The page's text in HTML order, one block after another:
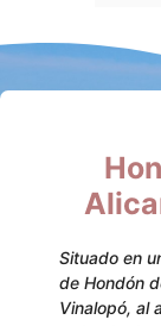
Situado en
de Hondón
Vinalopó, al